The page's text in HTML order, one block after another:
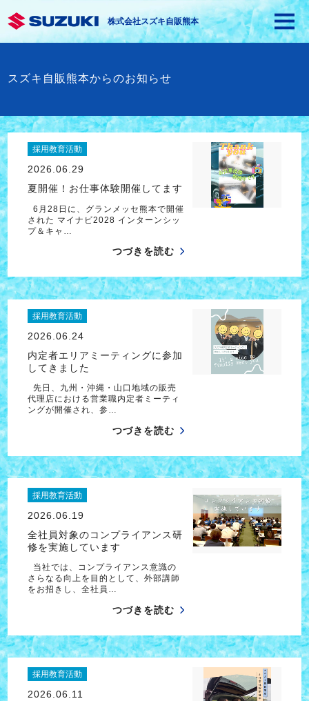
株式会社スズキ自販熊本
スズキ自販熊本からのお知らせ
採用教育活動
2026.06.29
夏開催！お仕事体験開催してます
6月28日に、グランメッセ熊本で開催
された マイナビ2028 インターンシッ
プ＆キャ…
つづきを読む
採用教育活動
2026.06.24
内定者エリアミーティングに参加
してきました
先日、九州・沖縄・山口地域の販売
代理店における営業職内定者ミーティ
ングが開催され、参…
つづきを読む
採用教育活動
2026.06.19
全社員対象のコンプライアンス研
修を実施しています
当社では、コンプライアンス意識の
さらなる向上を目的として、外部講師
をお招きし、全社員…
つづきを読む
採用教育活動
2026.06.11